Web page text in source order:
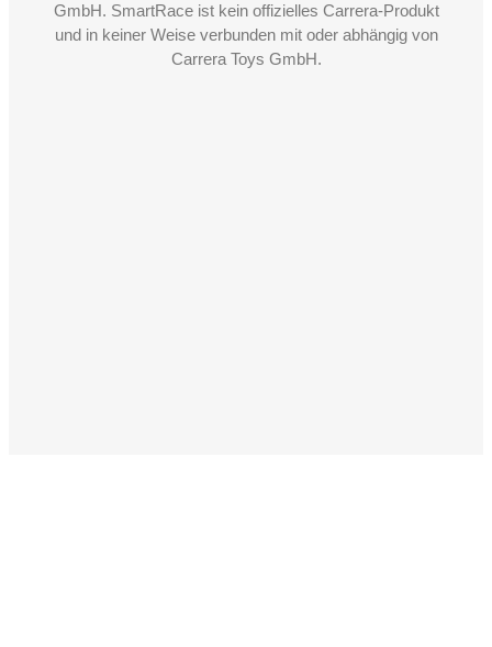
GmbH. SmartRace ist kein offizielles Carrera-Produkt
und in keiner Weise verbunden mit oder abhängig von
Carrera Toys GmbH.